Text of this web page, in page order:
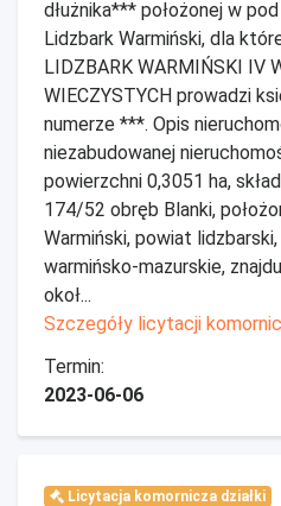
dłużnika*** położonej w
Lidzbark Warmiński, dla
LIDZBARK WARMIŃSKI IV
WIECZYSTYCH prowadzi
numerze ***. Opis
niezabudowanej
powierzchni 0,3051 ha,
174/52 obręb Blanki,
Warmiński, powiat
warmińsko-mazurskie,
okoł...
Szczegóły licytacji
Termin:
2023-06-06
Licytacja komornicza działki